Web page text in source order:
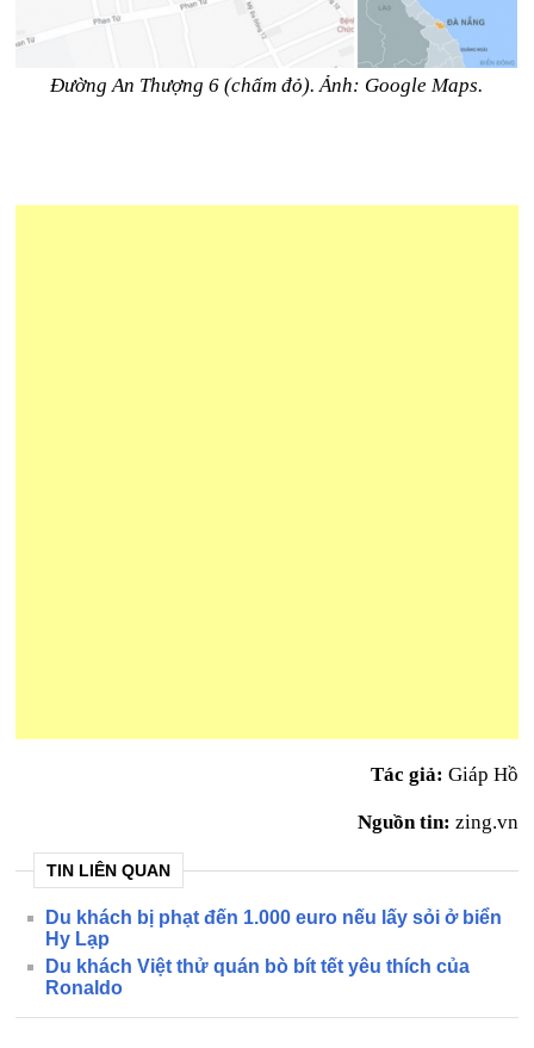
Đường An Thượng 6 (chấm đỏ). Ảnh: Google Maps.
Tác giả: Giáp Hồ
Nguồn tin: zing.vn
TIN LIÊN QUAN
Du khách bị phạt đến 1.000 euro nếu lấy sỏi ở biển
Hy Lạp
Du khách Việt thử quán bò bít tết yêu thích của
Ronaldo